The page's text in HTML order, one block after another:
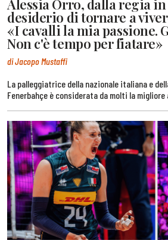
Alessia Orro, dalla regia
desiderio di tornare a
«I cavalli la mia passione.
Non c'è tempo per fiatare»
di Jacopo Mustaffi
La palleggiatrice della nazionale italiana e
Fenerbahçe è considerata da molti la migliore